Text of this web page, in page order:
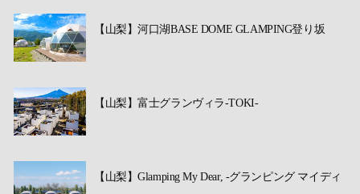
【山梨】河口湖BASE DOME GLAMPING登り坂
【山梨】富士グランヴィラ-TOKI-
【山梨】Glamping My Dear, -グランピング マイディ